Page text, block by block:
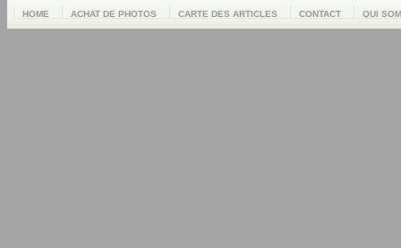
HOME ACHAT DE PHOTOS CARTE DES ARTICLES CONTACT QUI